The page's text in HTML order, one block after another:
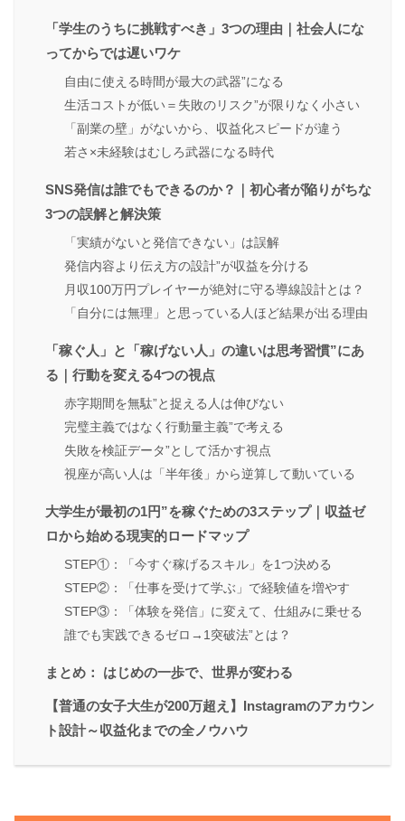
「学生のうちに挑戦すべき」3つの理由｜社会人にな
ってからでは遅いワケ
自由に使える時間が最大の武器”になる
生活コストが低い＝失敗のリスク”が限りなく小さい
「副業の壁」がないから、収益化スピードが違う
若さ×未経験はむしろ武器になる時代
SNS発信は誰でもできるのか？｜初心者が陥りがちな
3つの誤解と解決策
「実績がないと発信できない」は誤解
発信内容より伝え方の設計”が収益を分ける
月収100万円プレイヤーが絶対に守る導線設計とは？
「自分には無理」と思っている人ほど結果が出る理由
「稼ぐ人」と「稼げない人」の違いは思考習慣”にあ
る｜行動を変える4つの視点
赤字期間を無駄”と捉える人は伸びない
完璧主義ではなく行動量主義”で考える
失敗を検証データ”として活かす視点
視座が高い人は「半年後」から逆算して動いている
大学生が最初の1円”を稼ぐための3ステップ｜収益ゼ
ロから始める現実的ロードマップ
STEP①：「今すぐ稼げるスキル」を1つ決める
STEP②：「仕事を受けて学ぶ」で経験値を増やす
STEP③：「体験を発信」に変えて、仕組みに乗せる
誰でも実践できるゼロ→1突破法”とは？
まとめ： はじめの一歩で、世界が変わる
【普通の女子大生が200万超え】Instagramのアカウン
ト設計～収益化までの全ノウハウ